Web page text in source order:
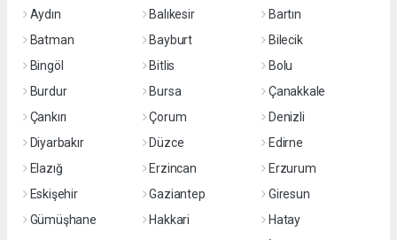
Aydın
Balıkesir
Bartın
Batman
Bayburt
Bilecik
Bingöl
Bitlis
Bolu
Burdur
Bursa
Çanakkale
Çankırı
Çorum
Denizli
Diyarbakır
Düzce
Edirne
Elazığ
Erzincan
Erzurum
Eskişehir
Gaziantep
Giresun
Gümüşhane
Hakkari
Hatay